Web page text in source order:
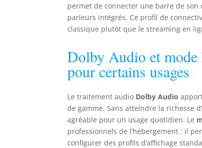
permet de connecter une barre de
parleurs intégrés. Ce profil de
classique plutôt que le streaming en
Dolby Audio et
pour certains usages
Le traitement audio Dolby Audio
de gamme. Sans atteindre la richesse
agréable pour un usage quotidien. Le
professionnels de l’hébergement : il
configurer des profils d’affichage